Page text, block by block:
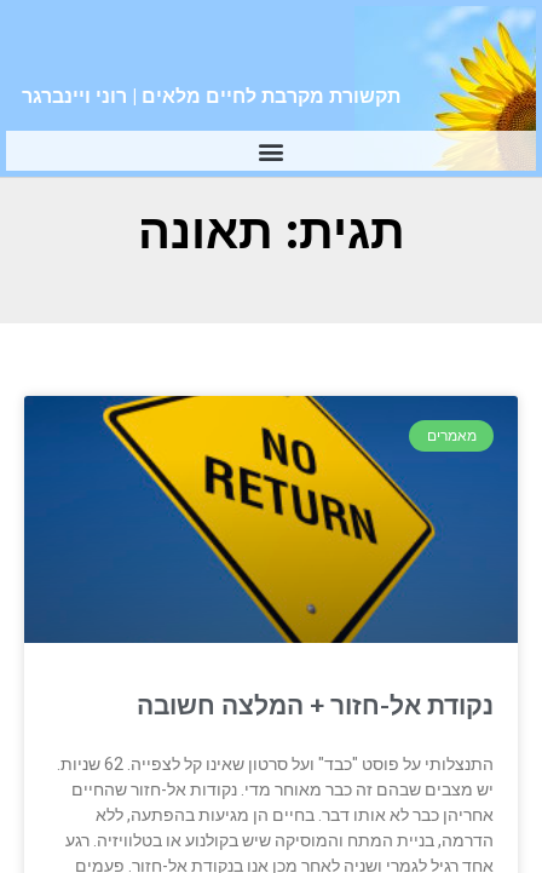
תקשורת מקרבת לחיים מלאים | רוני ויינברגר
תגית: תאונה
מאמרים
נקודת אל-חזור + המלצה חשובה
התנצלותי על פוסט "כבד" ועל סרטון שאינו קל לצפייה. 62 שניות.
יש מצבים שבהם זה כבר מאוחר מדי. נקודות אל-חזור שהחיים
אחריהן כבר לא אותו דבר. בחיים הן מגיעות בהפתעה, ללא
הדרמה, בניית המתח והמוסיקה שיש בקולנוע או בטלוויזיה. רגע
אחד רגיל לגמרי ושניה לאחר מכן אנו בנקודת אל-חזור. פעמים